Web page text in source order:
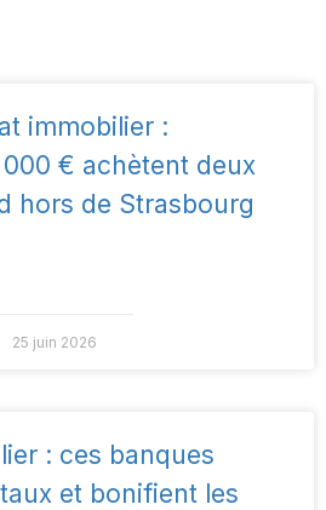
immobilier :
€ achètent deux
hors de Strasbourg
25 juin 2026
: ces banques
et bonifient les